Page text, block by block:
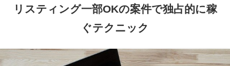
リスティング一部OKの案件で独占的に稼
ぐテクニック